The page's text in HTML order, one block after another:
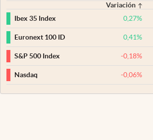
Variación
Ibex 35 Index
0,27%
Euronext 100 ID 0,41%
S&P 500 Index -0,18%
Nasdaq -0,06%